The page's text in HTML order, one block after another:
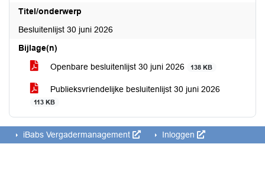
Titel/onderwerp
Besluitenlijst 30 juni 2026
Bijlage(n)
Openbare besluitenlijst 30 juni 2026
138 KB
Publieksvriendelijke besluitenlijst 30 juni 2026
113 KB
iBabs Vergadermanagement Inloggen